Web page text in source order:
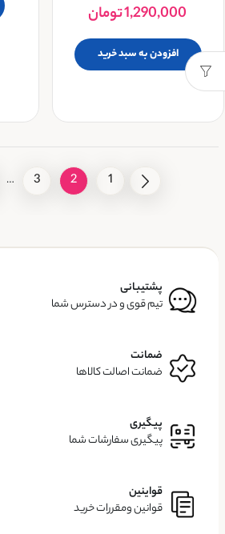
1,290,000تومان
افزودن به سبد خرید
1
2
3
…
پشتیبانی
تیم قوی و در دسترس شما
ضمانت
ضمانت اصالت کالاها
پیگیری
پیگیری سفارشات شما
قواینین
قوانین ومقررات خرید